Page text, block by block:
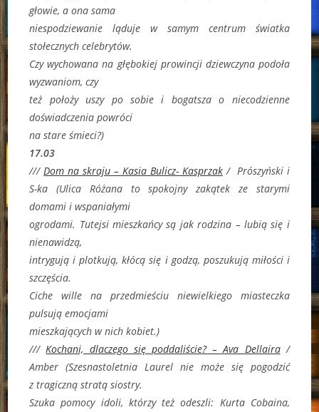
głowie, a ona sama
niespodziewanie ląduje w samym centrum światka
stołecznych celebrytów.
Czy wychowana na głębokiej prowincji dziewczyna podoła
wyzwaniom, czy
też położy uszy po sobie i bogatsza o niecodzienne
doświadczenia powróci
na stare śmieci?)
17.03
///Dom na skraju – Kasia Bulicz- Kasprzak/ Prószyński i
S-ka (Ulica Różana to spokojny zakątek ze starymi
domami i wspaniałymi
ogrodami. Tutejsi mieszkańcy są jak rodzina – lubią się i
nienawidzą,
intrygują i plotkują, kłócą się i godzą, poszukują miłości i
szczęścia.
Ciche wille na przedmieściu niewielkiego miasteczka
pulsują emocjami
mieszkających w nich kobiet.)
///Kochani, dlaczego się poddaliście? – Ava Dellaira/
Amber (Szesnastoletnia Laurel nie może się pogodzić
z tragiczną stratą siostry.
Szuka pomocy idoli, którzy też odeszli: Kurta Cobaina,